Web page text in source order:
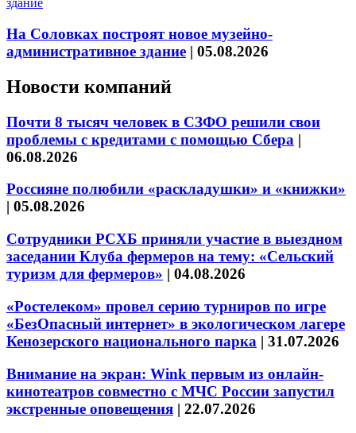
На Соловках построят новое музейно-
административное здание | 05.08.2026
Новости компаний
Почти 8 тысяч человек в СЗФО решили свои
проблемы с кредитами с помощью Сбера |
06.08.2026
Россияне полюбили «раскладушки» и «книжки»
| 05.08.2026
Сотрудники РСХБ приняли участие в выездном
заседании Клуба фермеров на тему: «Сельский
туризм для фермеров» | 04.08.2026
«Ростелеком» провел серию турниров по игре
«БезОпасный интернет» в экологическом лагере
Кенозерского национального парка | 31.07.2026
Внимание на экран: Wink первым из онлайн-
кинотеатров совместно с МЧС России запустил
экстренные оповещения | 22.07.2026